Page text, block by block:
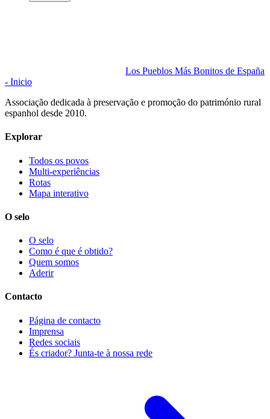
Los Pueblos Más Bonitos de España
- Inicio
Associação dedicada à preservação e promoção do património rural
espanhol desde 2010.
Explorar
Todos os povos
Multi-experiências
Rotas
Mapa interativo
O selo
O selo
Como é que é obtido?
Quem somos
Aderir
Contacto
Página de contacto
Imprensa
Redes sociais
És criador? Junta-te à nossa rede